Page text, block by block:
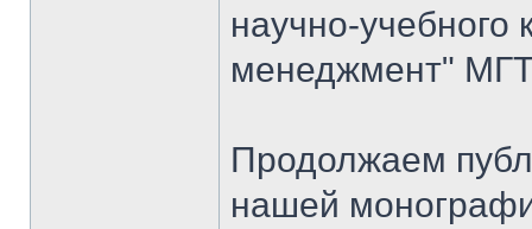
научно-
менеджмент"
Продолжаем
нашей